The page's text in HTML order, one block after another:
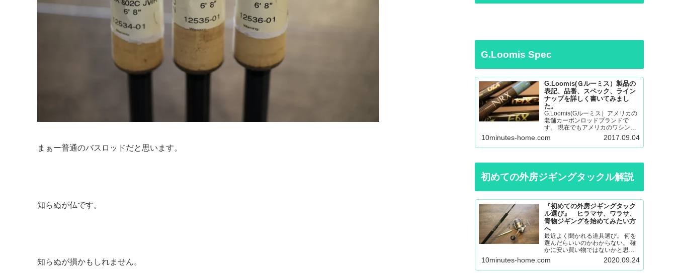
まぁー普通のバスロッドだと思います。
知らぬが仏です。
知らぬが損かもしれません。
G.Loomis Spec
G.Loomis(Ｇルーミス）製品の
表記、品番、スペック、ライン
ナップを詳しく書いてみまし
た。
G.Loomis(Gルーミス）アメリカの
老舗カーボンロッドブランドで
す。 現在でもアメリカのワシント
ン州の工場で生産されているmade
in ＵＳＡのロッドになります。 フ
ライロッド、バスロッド、、サー
ウォール…
10minutes-home.com 2017.09.04
初めての外房ジギングタックル解説
『初めての外房ジギングタック
ル選び』 ヒラマサ、ワラサ、
青物ジギングを始めてみたい方
へ
最近よく聞かれる道具選び。 何を
選んだらいいのかわからない。 確
かに安い買い物ではないかと思い
ますので不安も大きいと思いま
す。 調べても色々な意見があると
思うので更に悩んでしまったり。
10minutes-home.com 2020.09.24